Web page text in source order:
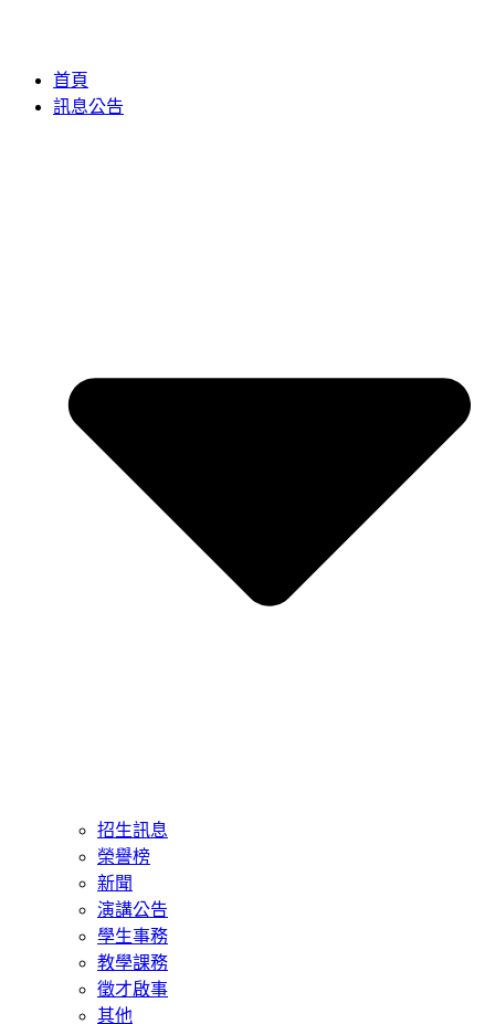
首頁
訊息公告
招生訊息
榮譽榜
新聞
演講公告
學生事務
教學課務
徵才啟事
其他